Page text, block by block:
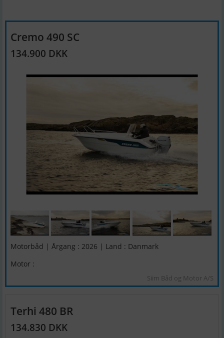
Cremo 490 SC
134.900 DKK
Motorbåd | Årgang : 2026 | Land : Danmark
Motor :
Siim Båd og Motor A/S
Terhi 480 BR
134.830 DKK